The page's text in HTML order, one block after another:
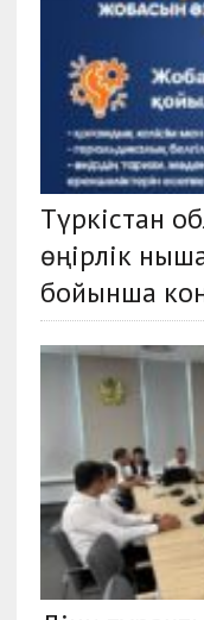
Түркістан
өңірлік
бойынша